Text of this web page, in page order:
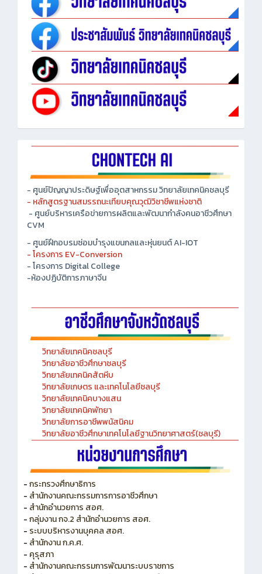
- ศูนย์ปัญญาประดิษฐ์เพื่ออุตสาหกรรม วิทยาลัยเทคนิคชลบุรี
- หลักสูตรฐานสมรรถนะเทียบคุณวุฒิวิชาชีพแห่งชาติ
- ศูนย์บริหารเครือข่ายการผลิตและพัฒนากำลังคนอาชีวศึกษา
CVM
- ศูนย์ฝึกอบรมซ่อมบำรุงแขนกลและหุ่นยนต์ AI-IOT
- โครงการ EV-Conversion
- โครงการ Digital College
วิทยาลัยเทคนิคชลบุรี
วิทยาลัยอาชีวศึกษาชลบุรี
วิทยาลัยเทคนิคสัตหีบ
วิทยาลัยเกษตร และเทคโนโลยีชลบุรี
วิทยาลัยเทคนิคบางแสน
วิทยาลัยเทคนิคพัทยา
วิทยาลัยการอาชีพพนัสนิคม
วิทยาลัยอาชีวศึกษาเทคโนโลยีฐานวิทยาศาสตร์(ชลบุรี)
- กระทรวงศึกษาธิการ
- สำนักงานคณะกรรมการการอาชีวศึกษา
- สำนักอำนวยการ สอศ.
- กลุ่มงาน กจ.2 สำนักอำนวยการ สอศ.
- ระบบบริหารงานบุคคล สอศ.
- สำนักงาน ก.ค.ศ.
- คุรุสภา